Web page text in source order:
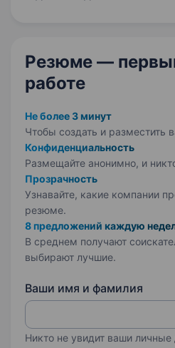
Резюме —
работе
Не более 3 минут
Чтобы создать и разместить
Конфиденциальность
Размещайте анонимно, и
Прозрачность
Узнавайте, какие компании
резюме.
8 предложений каждую
В среднем получают
выбирают лучшие.
Ваши имя и фамилия
Никто не увидит ваши